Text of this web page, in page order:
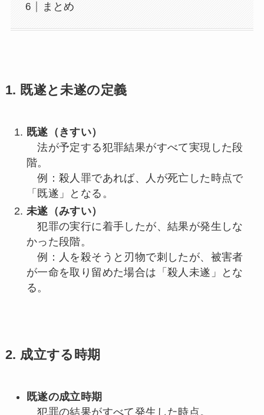
まとめ
1. 既遂と未遂の定義
既遂（きすい）
法が予定する犯罪結果がすべて実現した段
階。
例：殺人罪であれば、人が死亡した時点で
「既遂」となる。
未遂（みすい）
犯罪の実行に着手したが、結果が発生しな
かった段階。
例：人を殺そうと刃物で刺したが、被害者
が一命を取り留めた場合は「殺人未遂」とな
る。
2. 成立する時期
既遂の成立時期
犯罪の結果がすべて発生した時点。